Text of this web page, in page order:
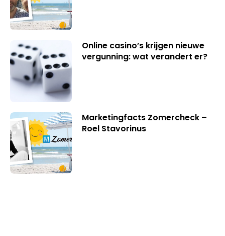
Online casino’s krijgen nieuwe
vergunning: wat verandert er?
Marketingfacts Zomercheck –
Roel Stavorinus